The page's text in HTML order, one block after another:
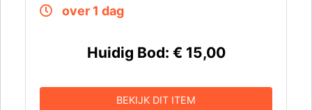
over 1 dag
Huidig Bod: € 15,00
BEKIJK DIT ITEM